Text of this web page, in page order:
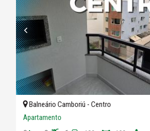
Balneário Camboriú - Centro
Apartamento